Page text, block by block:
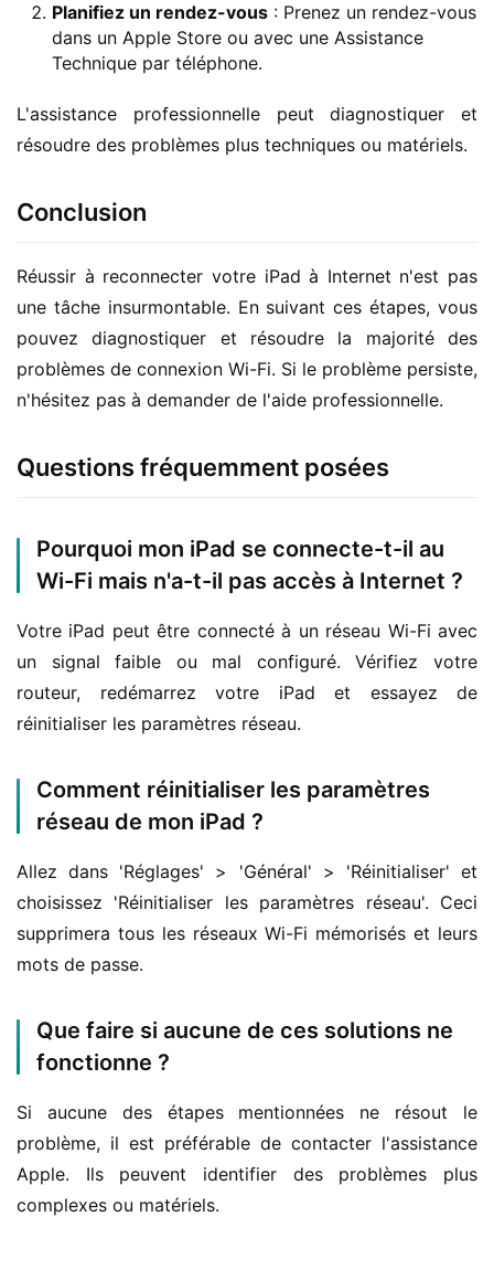
Planifiez un rendez-vous : Prenez un rendez-vous
dans un Apple Store ou avec une Assistance
Technique par téléphone.
L'assistance professionnelle peut diagnostiquer et
résoudre des problèmes plus techniques ou matériels.
Conclusion
Réussir à reconnecter votre iPad à Internet n'est pas
une tâche insurmontable. En suivant ces étapes, vous
pouvez diagnostiquer et résoudre la majorité des
problèmes de connexion Wi-Fi. Si le problème persiste,
n'hésitez pas à demander de l'aide professionnelle.
Questions fréquemment posées
Pourquoi mon iPad se connecte-t-il au
Wi-Fi mais n'a-t-il pas accès à Internet ?
Votre iPad peut être connecté à un réseau Wi-Fi avec
un signal faible ou mal configuré. Vérifiez votre
routeur, redémarrez votre iPad et essayez de
réinitialiser les paramètres réseau.
Comment réinitialiser les paramètres
réseau de mon iPad ?
Allez dans 'Réglages' > 'Général' > 'Réinitialiser' et
choisissez 'Réinitialiser les paramètres réseau'. Ceci
supprimera tous les réseaux Wi-Fi mémorisés et leurs
mots de passe.
Que faire si aucune de ces solutions ne
fonctionne ?
Si aucune des étapes mentionnées ne résout le
problème, il est préférable de contacter l'assistance
Apple. Ils peuvent identifier des problèmes plus
complexes ou matériels.